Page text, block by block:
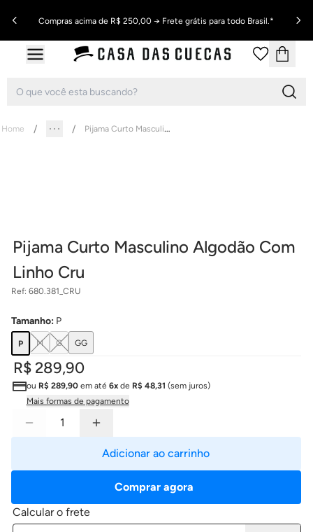
Compras acima de R$ 250,00 → Frete grátis para todo Brasil.*
Home Pijama Curto Masculino Algodão Com Linho Cru
Pijama Curto Masculino Algodão Com
Linho Cru
Ref: 680.381_CRU
Tamanho: P
P M G GG
R$ 289,90
ou R$ 289,90em até 6xde R$ 48,31 (sem juros)
Mais formas de pagamento
Comprar agora
Adicionar ao carrinho
Calcular o frete